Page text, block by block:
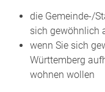
die Gemeinde-/
sich gewöhnlich
wenn Sie sich
Württemberg
wohnen wollen